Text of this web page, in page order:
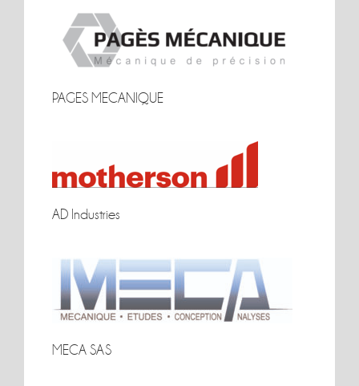
PAGES MECANIQUE
PAGES MECANIQUE
AD Industries
MECA SAS